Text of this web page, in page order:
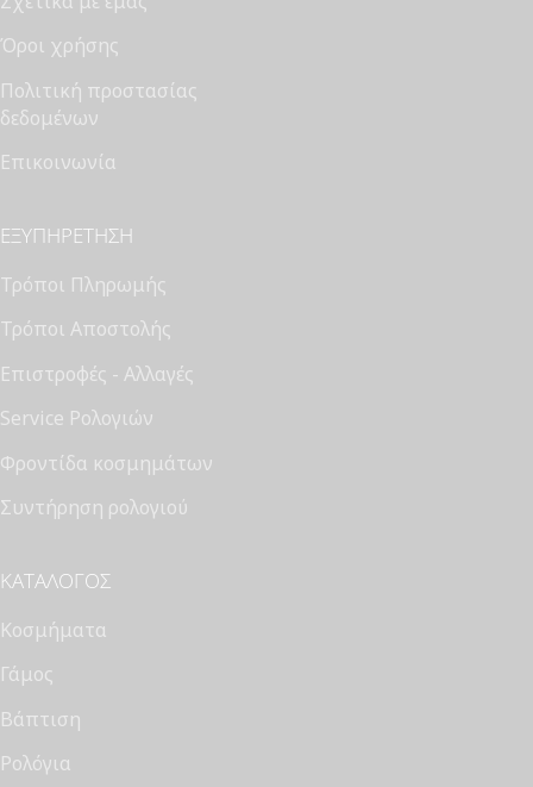
Όροι χρήσης
Πολιτική προστασίας
δεδομένων
Επικοινωνία
ΕΞΥΠΗΡΈΤΗΣΗ
Τρόποι Πληρωμής
Τρόποι Αποστολής
Επιστροφές - Αλλαγές
Service Ρολογιών
Φροντίδα κοσμημάτων
Συντήρηση ρολογιού
ΚΑΤΆΛΟΓΟΣ
Κοσμήματα
Γάμος
Βάπτιση
Ρολόγια